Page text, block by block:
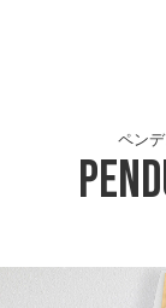
ペン